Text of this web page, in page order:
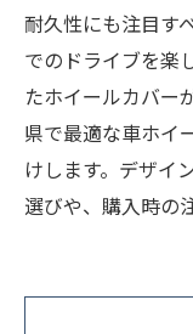
耐久性にも注目す
でのドライブを楽
たホイールカバー
県で最適な車ホイ
けします。デザイ
選びや、購入時の